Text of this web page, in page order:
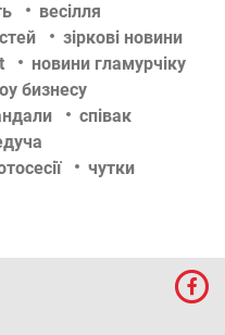
весілля
зіркові новини
новини гламурчіку
бизнесу
співак
чутки